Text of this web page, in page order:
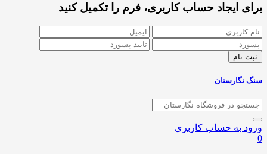
برای ایجاد حساب کاربری، فرم را تکمیل کنید
سنگ نگارستان
ورود به حساب کاربری
0